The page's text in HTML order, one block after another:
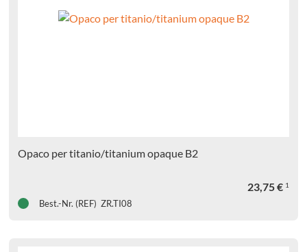
Opaco per titanio/titanium opaque B2
23,75€ 1
Best.-Nr. (REF) ZR.TI08